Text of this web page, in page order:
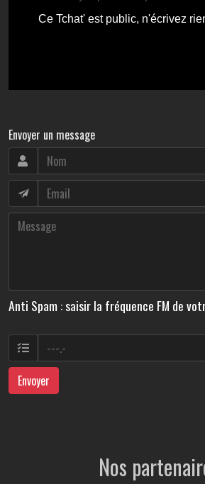
Envoyer un message
Anti Spam : saisir la fréquence FM de
Envoyer
Nos